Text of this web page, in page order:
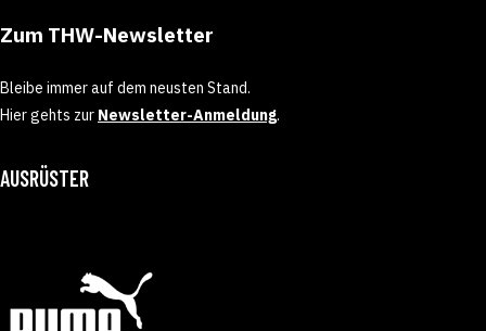
Zum THW-Newsletter
Bleibe immer auf dem neusten Stand.
Hier gehts zur Newsletter-Anmeldung.
AUSRÜSTER